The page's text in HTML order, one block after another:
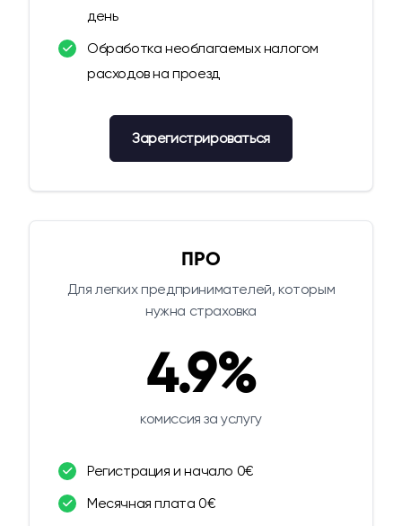
день
Обработка необлагаемых налогом
расходов на проезд
Зарегистрироваться
ПРО
Для легких предпринимателей, которым
нужна страховка
4.9%
комиссия за услугу
Регистрация и начало 0€
Месячная плата 0€